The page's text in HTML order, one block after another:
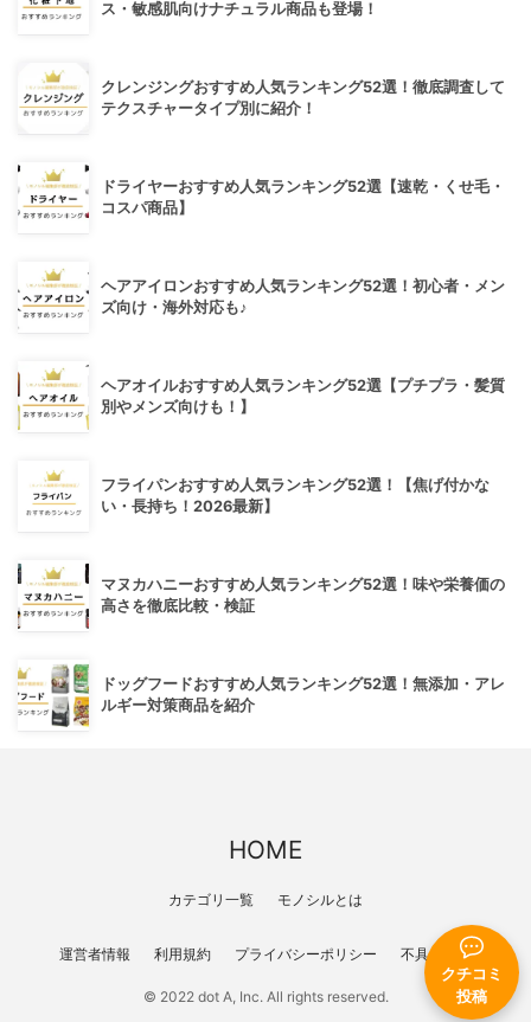
クチコミ
投稿
ス・敏感肌向けナチュラル商品も登場！
クレンジングおすすめ人気ランキング52選！徹底調査して
テクスチャータイプ別に紹介！
ドライヤーおすすめ人気ランキング52選【速乾・くせ毛・
コスパ商品】
ヘアアイロンおすすめ人気ランキング52選！初心者・メン
ズ向け・海外対応も♪
ヘアオイルおすすめ人気ランキング52選【プチプラ・髪質
別やメンズ向けも！】
フライパンおすすめ人気ランキング52選！【焦げ付かな
い・長持ち！2026最新】
マヌカハニーおすすめ人気ランキング52選！味や栄養価の
高さを徹底比較・検証
ドッグフードおすすめ人気ランキング52選！無添加・アレ
ルギー対策商品を紹介
HOME
カテゴリ一覧 モノシルとは
運営者情報 利用規約 プライバシーポリシー 不具合報告
© 2022 dot A, Inc. All rights reserved.